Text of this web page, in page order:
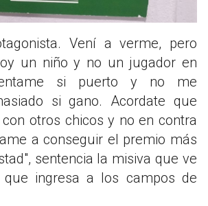
Vení a verme, pero
un niño y no un jugador en
si puerto y no me
si gano. Acordate que
otros chicos y no en contra
a conseguir el premio más
sentencia la misiva que ve
que ingresa a los campos de